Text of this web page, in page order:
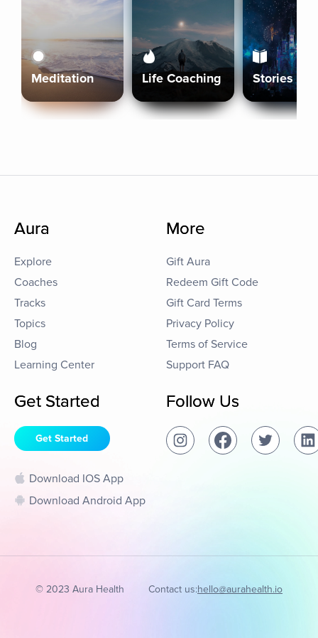
Meditation Life Coaching Stories
Aura
Explore
Coaches
Tracks
Topics
Blog
Learning Center
More
Gift Aura
Redeem Gift Code
Gift Card Terms
Privacy Policy
Terms of Service
Support FAQ
Get Started
Get Started
Download IOS App
Download Android App
Follow Us
© 2023 Aura Health Contact us:hello@aurahealth.io